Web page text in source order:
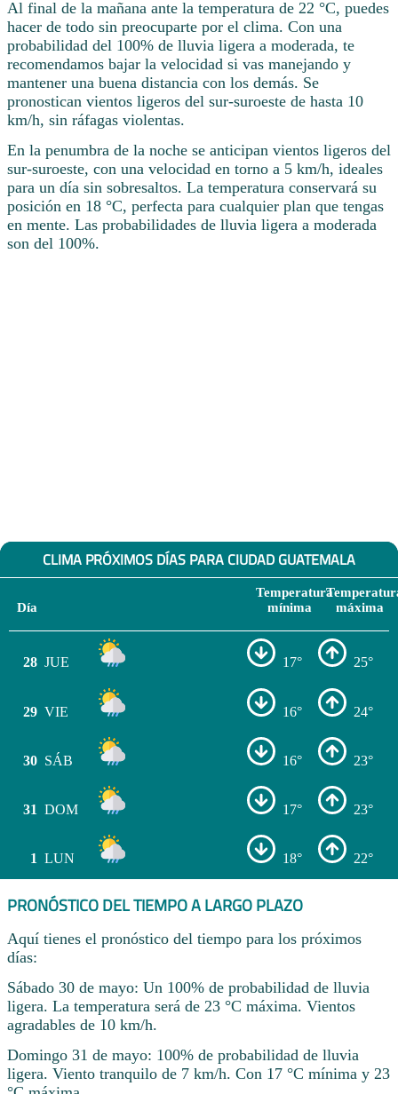
Al final de la mañana ante la temperatura de 22 °C, puedes
hacer de todo sin preocuparte por el clima. Con una
probabilidad del 100% de lluvia ligera a moderada, te
recomendamos bajar la velocidad si vas manejando y
mantener una buena distancia con los demás. Se
pronostican vientos ligeros del sur-suroeste de hasta 10
km/h, sin ráfagas violentas.
En la penumbra de la noche se anticipan vientos ligeros del
sur-suroeste, con una velocidad en torno a 5 km/h, ideales
para un día sin sobresaltos. La temperatura conservará su
posición en 18 °C, perfecta para cualquier plan que tengas
en mente. Las probabilidades de lluvia ligera a moderada
son del 100%.
CLIMA PRÓXIMOS DÍAS PARA CIUDAD GUATEMALA
Día
Temperatura
mínima
máxima
28 JUE 17° 25°
29 VIE 16° 24°
30 SÁB 16° 23°
31 DOM 17° 23°
1 LUN 18° 22°
PRONÓSTICO DEL TIEMPO A LARGO PLAZO
Aquí tienes el pronóstico del tiempo para los próximos
días:
Sábado 30 de mayo: Un 100% de probabilidad de lluvia
ligera. La temperatura será de 23 °C máxima. Vientos
agradables de 10 km/h.
Domingo 31 de mayo: 100% de probabilidad de lluvia
ligera. Viento tranquilo de 7 km/h. Con 17 °C mínima y 23